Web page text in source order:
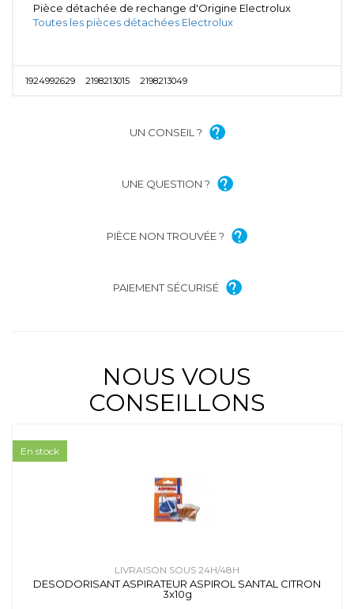
Pièce détachée de rechange d'Origine Electrolux
Toutes les pièces détachées Electrolux
1924992629 2198213015 2198213049
UN CONSEIL ?
UNE QUESTION ?
PIÈCE NON TROUVÉE ?
PAIEMENT SÉCURISÉ
NOUS VOUS
CONSEILLONS
LIVRAISON SOUS 24H/48H
DESODORISANT ASPIRATEUR ASPIROL SANTAL CITRON
3x10g
En stock